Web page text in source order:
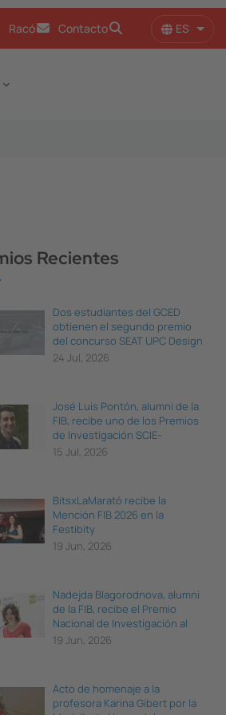
Racó Contacto ES
Recientes
Dos estudiantes del GCED
obtienen el segundo premio
del concurso SEAT UPC Design
Thinking
24 Jul, 2026
José Luis Pontón, alumni de la
FIB, recibe uno de los Premios
de Investigación SCIE–
Fundación BBVA 2026
15 Jul, 2026
BitsxLaMarató recibe la
Mención FIB 2026 en la
Festibity
19 Jun, 2026
Nadejda Blagorodnova, alumni
de la FIB, recibe el Premio
Nacional de Investigación al
Talento Joven 2025
19 Jun, 2026
Acto de homenaje a la
profesora Karina Gibert por la